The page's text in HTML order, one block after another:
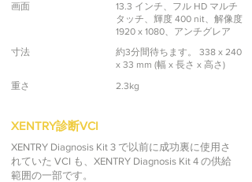
画面
寸法
重さ
13.3 インチ、フル HD マルチ
タッチ、輝度 400 nit、解像度
1920 x 1080、アンチグレア
約3分間待ちます。 338 x 240
x 33 mm (幅 x 長さ x 高さ)
2.3kg
XENTRY診断VCI
XENTRY Diagnosis Kit 3 で以前に成功裏に使用さ
れていた VCI も、XENTRY Diagnosis Kit 4 の供給
範囲の一部です。